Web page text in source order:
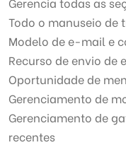
Todo o manuseio de
Modelo de e-mail e
Recurso de envio de
Oportunidade de
Gerenciamento de
Gerenciamento de
recentes